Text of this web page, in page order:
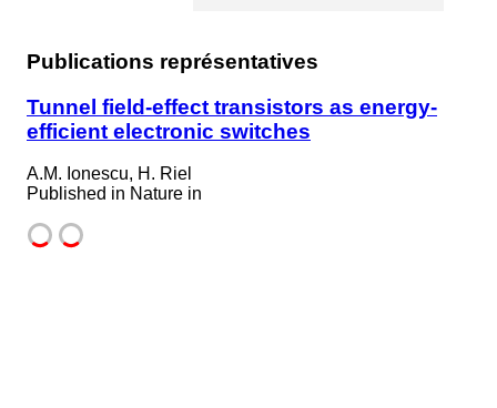
Publications représentatives
Tunnel field-effect transistors as energy-
efficient electronic switches
A.M. Ionescu, H. Riel
Published in Nature in